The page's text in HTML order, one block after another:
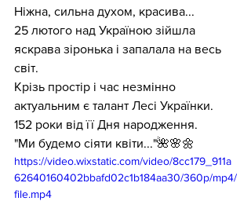
Ніжна, сильна духом, красива...
25 лютого над Україною зійшла
яскрава зіронька і запалала на весь
світ.
Крізь простір і час незмінно
актуальним є талант Лесі Українки.
152 роки від її Дня народження.
"Ми будемо сіяти квіти..."🌺🌸🌼
https://video.wixstatic.com/video/8cc179_911a
62640160402bbafd02c1b184aa30/360p/mp4/
file.mp4